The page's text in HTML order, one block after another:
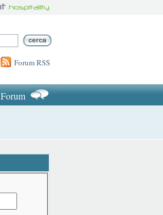
Forum RSS
Forum